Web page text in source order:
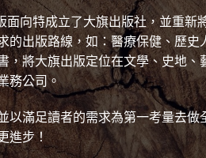
向特成立了大旗出版社，並重新
出版路線，如：醫療保健、歷史
將大旗出版定位在文學、史地、
務公司。
滿足讀者的需求為第一考量去做
進步！